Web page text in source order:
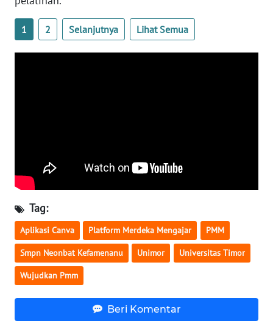
1 2 Selanjutnya Lihat Semua
Tag:
Aplikasi Canva Platform Merdeka Mengajar PMM
Smpn Neonbat Kefamenanu Unimor Universitas Timor
Wujudkan Pmm
Beri Komentar
JATIM
WN
BALI
WN
KALBAR